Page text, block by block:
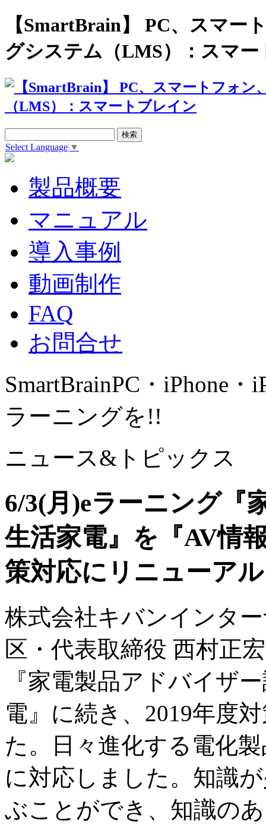
【SmartBrain】 PC、スマー
グシステム（LMS）：スマー
Select Language ▼
製品概要
マニュアル
導入事例
動画制作
FAQ
お問合せ
SmartBrainPC・iPhone・
ラーニングを!!
ニュース&トピックス
6/3(月)eラーニング『
生活家電』を『AV情
策対応にリニューア
株式会社キバンインタ
区・代表取締役 西村正
『家電製品アドバイザ
電』に続き、2019年度
た。日々進化する電化
に対応しました。知識
ぶことができ、知識の